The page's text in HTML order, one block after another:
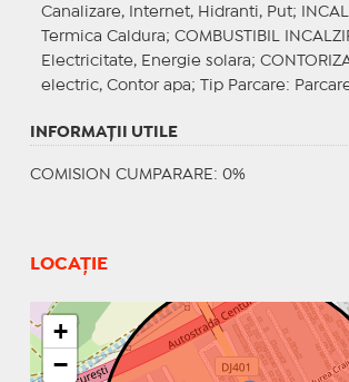
Canalizare, Internet, Hidranti, Put;
Termica Caldura; COMBUSTIBIL
Electricitate, Energie solara;
electric, Contor apa;
Tip Parcare:
INFORMAŢII UTILE
COMISION CUMPARARE: 0%
LOCAȚIE
+
−